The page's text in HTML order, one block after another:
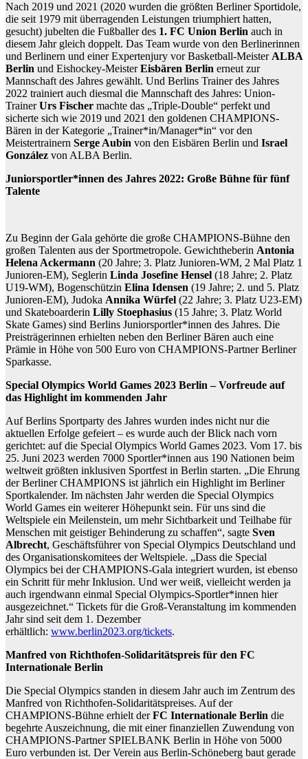
Nach 2019 und 2021 (2020 wurden die größten Berliner Sportidole,
die seit 1979 mit überragenden Leistungen triumphiert hatten,
gesucht) jubelten die Fußballer des 1. FC Union Berlin auch in
diesem Jahr gleich doppelt. Das Team wurde von den Berlinerinnen
und Berlinern und einer Expertenjury vor Basketball-MeisterALBA
Berlin und Eishockey-MeisterEisbären Berlin erneut zur
Mannschaft des Jahres gewählt. Und Berlins Trainer des Jahres
2022 trainiert auch diesmal die Mannschaft des Jahres: Union-
TrainerUrs Fischer machte das „Triple-Double“ perfekt und
sicherte sich wie 2019 und 2021 den goldenen CHAMPIONS-
Bären in der Kategorie „Trainer*in/Manager*in“ vor den
Meistertrainern Serge Aubin von den Eisbären Berlin und Israel
González von ALBA Berlin.
Juniorsportler*innen des Jahres 2022: Große Bühne für fünf
Talente
Zu Beginn der Gala gehörte die große CHAMPIONS-Bühne den
großen Talenten aus der Sportmetropole. Gewichtheberin Antonia
Helena Ackermann (20 Jahre; 3. Platz Junioren-WM, 2 Mal Platz 1
Junioren-EM), Seglerin Linda Josefine Hensel (18 Jahre; 2. Platz
U19-WM), Bogenschützin Elina Idensen (19 Jahre; 2. und 5. Platz
Junioren-EM), Judoka Annika Würfel (22 Jahre; 3. Platz U23-EM)
und Skateboarderin Lilly Stoephasius (15 Jahre; 3. Platz World
Skate Games) sind Berlins Juniorsportler*innen des Jahres. Die
Preisträgerinnen erhielten neben den Berliner Bären auch eine
Prämie in Höhe von 500 Euro von CHAMPIONS-Partner Berliner
Sparkasse.
Special Olympics World Games 2023 Berlin – Vorfreude auf
das Highlight im kommenden Jahr
Auf Berlins Sportparty des Jahres wurden indes nicht nur die
aktuellen Erfolge gefeiert – es wurde auch der Blick nach vorn
gerichtet: auf die Special Olympics World Games 2023. Vom 17. bis
25. Juni 2023 werden 7000 Sportler*innen aus 190 Nationen beim
weltweit größten inklusiven Sportfest in Berlin starten. „Die Ehrung
der Berliner CHAMPIONS ist jährlich ein Highlight im Berliner
Sportkalender. Im nächsten Jahr werden die Special Olympics
World Games ein weiterer Höhepunkt sein. Für uns sind die
Weltspiele ein Meilenstein, um mehr Sichtbarkeit und Teilhabe für
Menschen mit geistiger Behinderung zu schaffen“, sagte Sven
Albrecht, Geschäftsführer von Special Olympics Deutschland und
des Organisationskomitees der Weltspiele. „Dass die Special
Olympics bei der CHAMPIONS-Gala integriert wurden, ist ebenso
ein Schritt für mehr Inklusion. Und wer weiß, vielleicht werden ja
auch irgendwann einmal Special Olympics-Sportler*innen hier
ausgezeichnet.“ Tickets für die Groß-Veranstaltung im kommenden
Jahr sind seit dem 1. Dezember
erhältlich: www.berlin2023.org/tickets.
Manfred von Richthofen-Solidaritätspreis für den FC
Internationale Berlin
Die Special Olympics standen in diesem Jahr auch im Zentrum des
Manfred von Richthofen-Solidaritätspreises. Auf der
CHAMPIONS-Bühne erhielt derFC Internationale Berlin die
begehrte Auszeichnung, die mit einer finanziellen Zuwendung von
CHAMPIONS-Partner SPIELBANK Berlin in Höhe von 5000
Euro verbunden ist. Der Verein aus Berlin-Schöneberg baut gerade